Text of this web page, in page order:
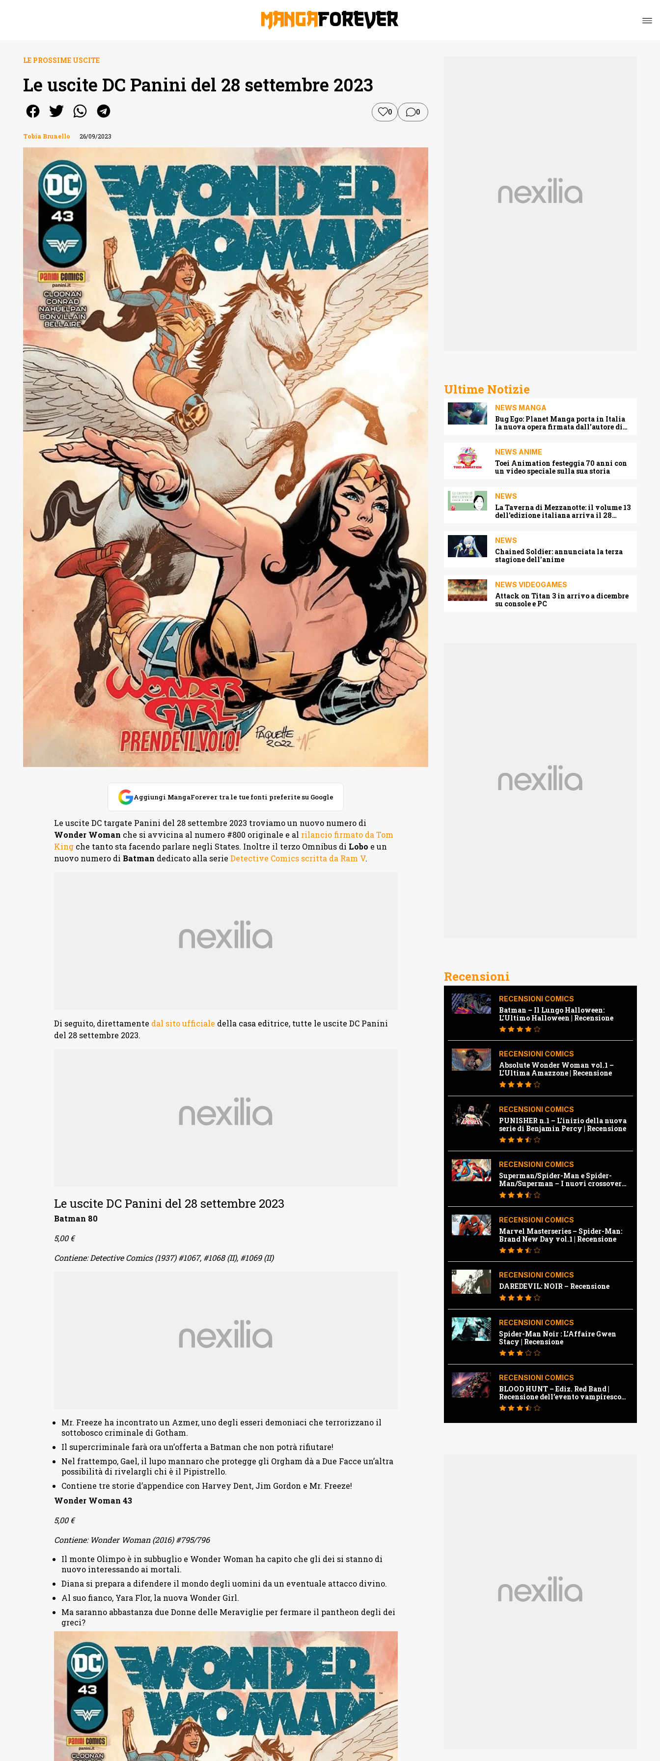
LE PROSSIME USCITE
Le uscite DC Panini del 28 settembre 2023
0 0
Tobia Brunello 26/09/2023
Aggiungi MangaForever tra le tue fonti preferite su Google
Le uscite DC targate Panini del 28 settembre 2023 troviamo un nuovo numero di
Wonder Woman che si avvicina al numero #800 originale e al rilancio firmato da Tom
Kingche tanto sta facendo parlare negli States. Inoltre il terzo Omnibus di Lobo e un
nuovo numero di Batman dedicato alla serie Detective Comics scritta da Ram V.
Di seguito, direttamente dal sito ufficiale della casa editrice, tutte le uscite DC Panini
del 28 settembre 2023.
Le uscite DC Panini del 28 settembre 2023
Batman 80
5,00 €
Contiene: Detective Comics (1937) #1067, #1068 (II), #1069 (II)
Mr. Freeze ha incontrato un Azmer, uno degli esseri demoniaci che terrorizzano il
sottobosco criminale di Gotham.
Il supercriminale farà ora un’offerta a Batman che non potrà rifiutare!
Nel frattempo, Gael, il lupo mannaro che protegge gli Orgham dà a Due Facce un’altra
possibilità di rivelargli chi è il Pipistrello.
Contiene tre storie d’appendice con Harvey Dent, Jim Gordon e Mr. Freeze!
Wonder Woman 43
5,00 €
Contiene: Wonder Woman (2016) #795/796
Il monte Olimpo è in subbuglio e Wonder Woman ha capito che gli dei si stanno di
nuovo interessando ai mortali.
Diana si prepara a difendere il mondo degli uomini da un eventuale attacco divino.
Al suo fianco, Yara Flor, la nuova Wonder Girl.
Ma saranno abbastanza due Donne delle Meraviglie per fermare il pantheon degli dei
greci?
Ultime Notizie
NEWS MANGA
Bug Ego: Planet Manga porta in Italia
la nuova opera firmata dall’autore di
NEWS ANIME
Toei Animation festeggia 70 anni con
un video speciale sulla sua storia
NEWS
La Taverna di Mezzanotte: il volume 13
dell’edizione italiana arriva il 28
NEWS
Chained Soldier: annunciata la terza
stagione dell’anime
NEWS VIDEOGAMES
Attack on Titan 3 in arrivo a dicembre
su console e PC
Recensioni
RECENSIONI COMICS
Batman – Il Lungo Halloween:
L’Ultimo Halloween | Recensione
RECENSIONI COMICS
Absolute Wonder Woman vol.1 –
L’Ultima Amazzone | Recensione
RECENSIONI COMICS
PUNISHER n.1 – L’inizio della nuova
serie di Benjamin Percy | Recensione
RECENSIONI COMICS
Superman/Spider-Man e Spider-
Man/Superman – I nuovi crossover
Marvel e Dc | Recensione
RECENSIONI COMICS
Marvel Masterseries – Spider-Man:
Brand New Day vol.1 | Recensione
RECENSIONI COMICS
DAREDEVIL: NOIR – Recensione
RECENSIONI COMICS
Spider-Man Noir : L’Affaire Gwen
Stacy | Recensione
RECENSIONI COMICS
BLOOD HUNT – Ediz. Red Band |
Recensione dell’evento vampiresco
della Marvel